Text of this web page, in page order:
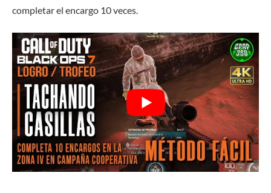
completar el encargo 10 veces.